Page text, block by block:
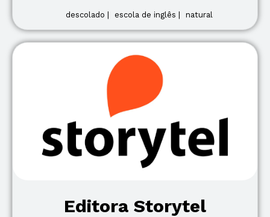
descolado | escola de inglês | natural
Editora Storytel